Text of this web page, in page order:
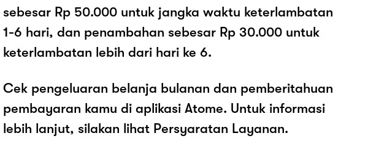
sebesar Rp 50.000 untuk jangka waktu keterlambatan
1-6 hari, dan penambahan sebesar Rp 30.000 untuk
keterlambatan lebih dari hari ke 6.
Cek pengeluaran belanja bulanan dan pemberitahuan
pembayaran kamu di aplikasi Atome. Untuk informasi
lebih lanjut, silakan lihat Persyaratan Layanan.